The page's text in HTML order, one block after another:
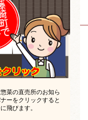
菜の直売所のお知ら
ーをクリックすると
飛びます。